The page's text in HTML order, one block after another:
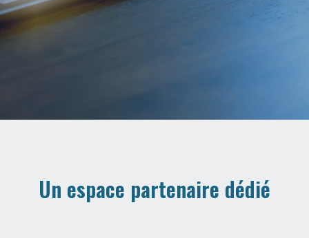
Un espace partenaire dédié